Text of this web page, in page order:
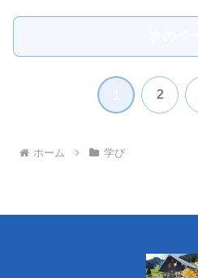
2
ホーム 学び